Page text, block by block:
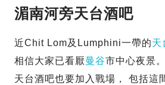
湄南河旁天台酒吧
近Chit Lom及Lumphini一帶的天
相信大家已看厭曼谷市中心夜景
天台酒吧也要加入戰場， 包括這